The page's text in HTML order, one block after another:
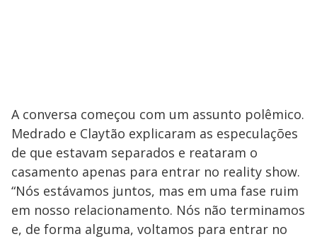
A conversa começou com um assunto polêmico.
Medrado e Claytão explicaram as especulações
de que estavam separados e reataram o
casamento apenas para entrar no reality show.
“Nós estávamos juntos, mas em uma fase ruim
em nosso relacionamento. Nós não terminamos
e, de forma alguma, voltamos para entrar no